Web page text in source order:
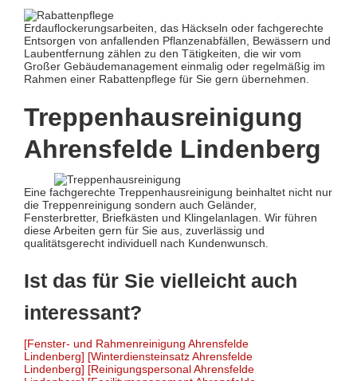
Erdauflockerungsarbeiten, das Häckseln oder fachgerechte
Entsorgen von anfallenden Pflanzenabfällen, Bewässern und
Laubentfernung zählen zu den Tätigkeiten, die wir vom
Großer Gebäudemanagement einmalig oder regelmäßig im
Rahmen einer Rabattenpflege für Sie gern übernehmen.
Treppenhausreinigung
Ahrensfelde Lindenberg
Eine fachgerechte Treppenhausreinigung beinhaltet nicht nur
die Treppenreinigung sondern auch Geländer,
Fensterbretter, Briefkästen und Klingelanlagen. Wir führen
diese Arbeiten gern für Sie aus, zuverlässig und
qualitätsgerecht individuell nach Kundenwunsch.
Ist das für Sie vielleicht auch
interessant?
[Fenster- und Rahmenreinigung Ahrensfelde
Lindenberg] [Winterdiensteinsatz Ahrensfelde
Lindenberg] [Reinigungspersonal Ahrensfelde